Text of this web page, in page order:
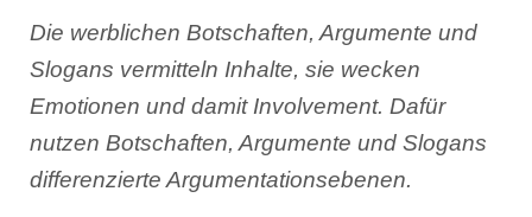
Die werblichen Botschaften, Argumente und
Slogans vermitteln Inhalte, sie wecken
Emotionen und damit Involvement. Dafür
nutzen Botschaften, Argumente und Slogans
differenzierte Argumentationsebenen.